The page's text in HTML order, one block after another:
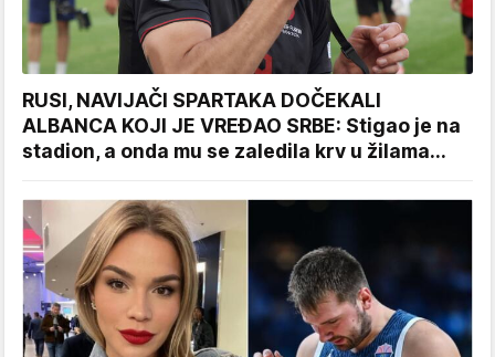
RUSI, NAVIJAČI SPARTAKA DOČEKALI
ALBANCA KOJI JE VREĐAO SRBE: Stigao je na
stadion, a onda mu se zaledila krv u žilama...